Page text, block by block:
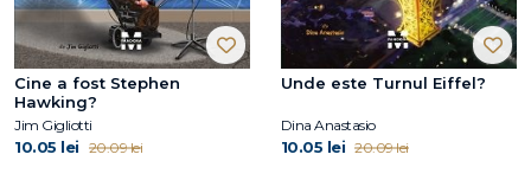
Cine a fost Stephen
Hawking?
Jim Gigliotti
10.05 lei 20.09 lei
Unde este Turnul Eiffel?
Dina Anastasio
10.05 lei 20.09 lei